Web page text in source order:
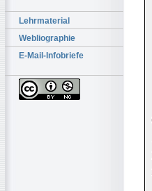
Lehrmaterial
Webliographie
E-Mail-Infobriefe